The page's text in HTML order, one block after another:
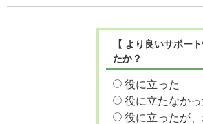
【 より良いサポー
たか？
役に立った
役に立たなかっ
役に立ったが